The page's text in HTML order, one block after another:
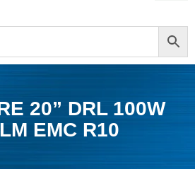
20” DRL 100W
EMC R10